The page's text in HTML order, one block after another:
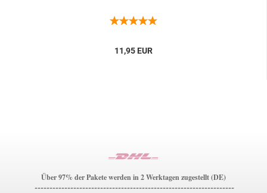
11,95 EUR
Über 97% der Pakete werden in 2 Werktagen zugestellt (DE)
-------------------------------------------------------------------